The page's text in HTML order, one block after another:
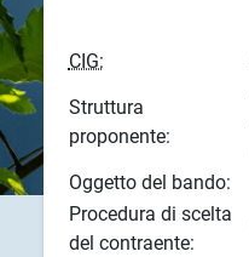
CIG:
Struttura
proponente:
Oggetto del bando:
Procedura di scelta
del contraente: